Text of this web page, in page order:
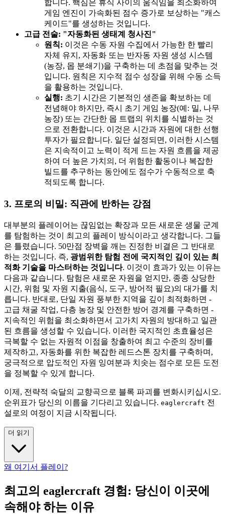
합니다. 핵심은 휴식 사이의 움직임을 최소화하여
게임 엔진이 가속화된 점수 증가로 보상하는 "캐스
케이드"를 생성하는 것입니다.
고급 전술: "자동화된 생태계 청사진"
원칙: 이것은 수동 자원 수집에서 가능한 한 빨리
자체 유지, 자동화 또는 반자동 자원 생성 시스템
(농장, 몹 분쇄기)을 구축하는 데 초점을 맞추는 것
입니다. 원칙은 지수적 점수 성장을 위해 수동 소득
을 활용하는 것입니다.
실행: 초기 시간은 기본적인 생존을 확보하는 데
전념해야 하지만, 즉시 초기 게임 농장(예: 밀, 나무
농장) 또는 간단한 몹 트랩의 위치를 식별하는 것
으로 전환합니다. 이것은 시간과 자원에 대한 선행
투자가 필요합니다. 일단 설정되면, 이러한 시스템
은 지속적이고 노력이 적게 드는 자원 흐름을 제공
하여 더 높은 가치의, 더 위험한 활동이나 복잡한
빌드를 추구하는 동안에도 점수가 수동적으로 축
적되도록 합니다.
3. 프로의 비밀: 직관에 반하는 강점
대부분의 플레이어는 끊임없는 확장과 모든 새로운 생물 군계
를 탐험하는 것이 최고의 플레이 방식이라고 생각합니다. 그들
은 틀렸습니다. 50만점 장벽을 깨는 진정한 비결은 그 반대로
하는 것입니다. 즉, 광범위한 탐험 전에 국지적인 깊이 있는 최
적화 기술을 마스터하는 것입니다. 이것이 효과가 있는 이유는
다음과 같습니다. 탐험은 새로운 자원을 얻지만, 종종 상당한
시간, 위험 및 자원 지출(음식, 도구, 방어적 필요)의 대가를 치
릅니다. 반대로, 단일 자원 풍부한 지역을 깊이 최적화하면 -
고급 채굴 작업, 다층 농장 및 안전한 방어 경계를 구축하면 -
지속적인 위험을 최소화하면서 고가치 자원의 방대하고 일관
된 흐름을 생성할 수 있습니다. 이러한 국지적인 초효율성은
극복할 수 없는 자원적 이점을 창출하여 최고 수준의 장비를
제작하고, 자동화를 위한 복잡한 레드스톤 장치를 구축하며,
궁극적으로 압도적인 자원 잉여분과 치솟는 점수로 모든 도전
을 정복할 수 있게 합니다.
이제, 전략적 숙달의 교향곡으로 블록 파괴를 변화시키십시오.
순위표가 당신의 이름을 기다리고 있습니다. eaglercraft 전
설로의 여정이 지금 시작됩니다.
더 읽기
왜 여기서 플레이?
최고의 eaglercraft 경험: 당신이 이곳에
속해야 하는 이유